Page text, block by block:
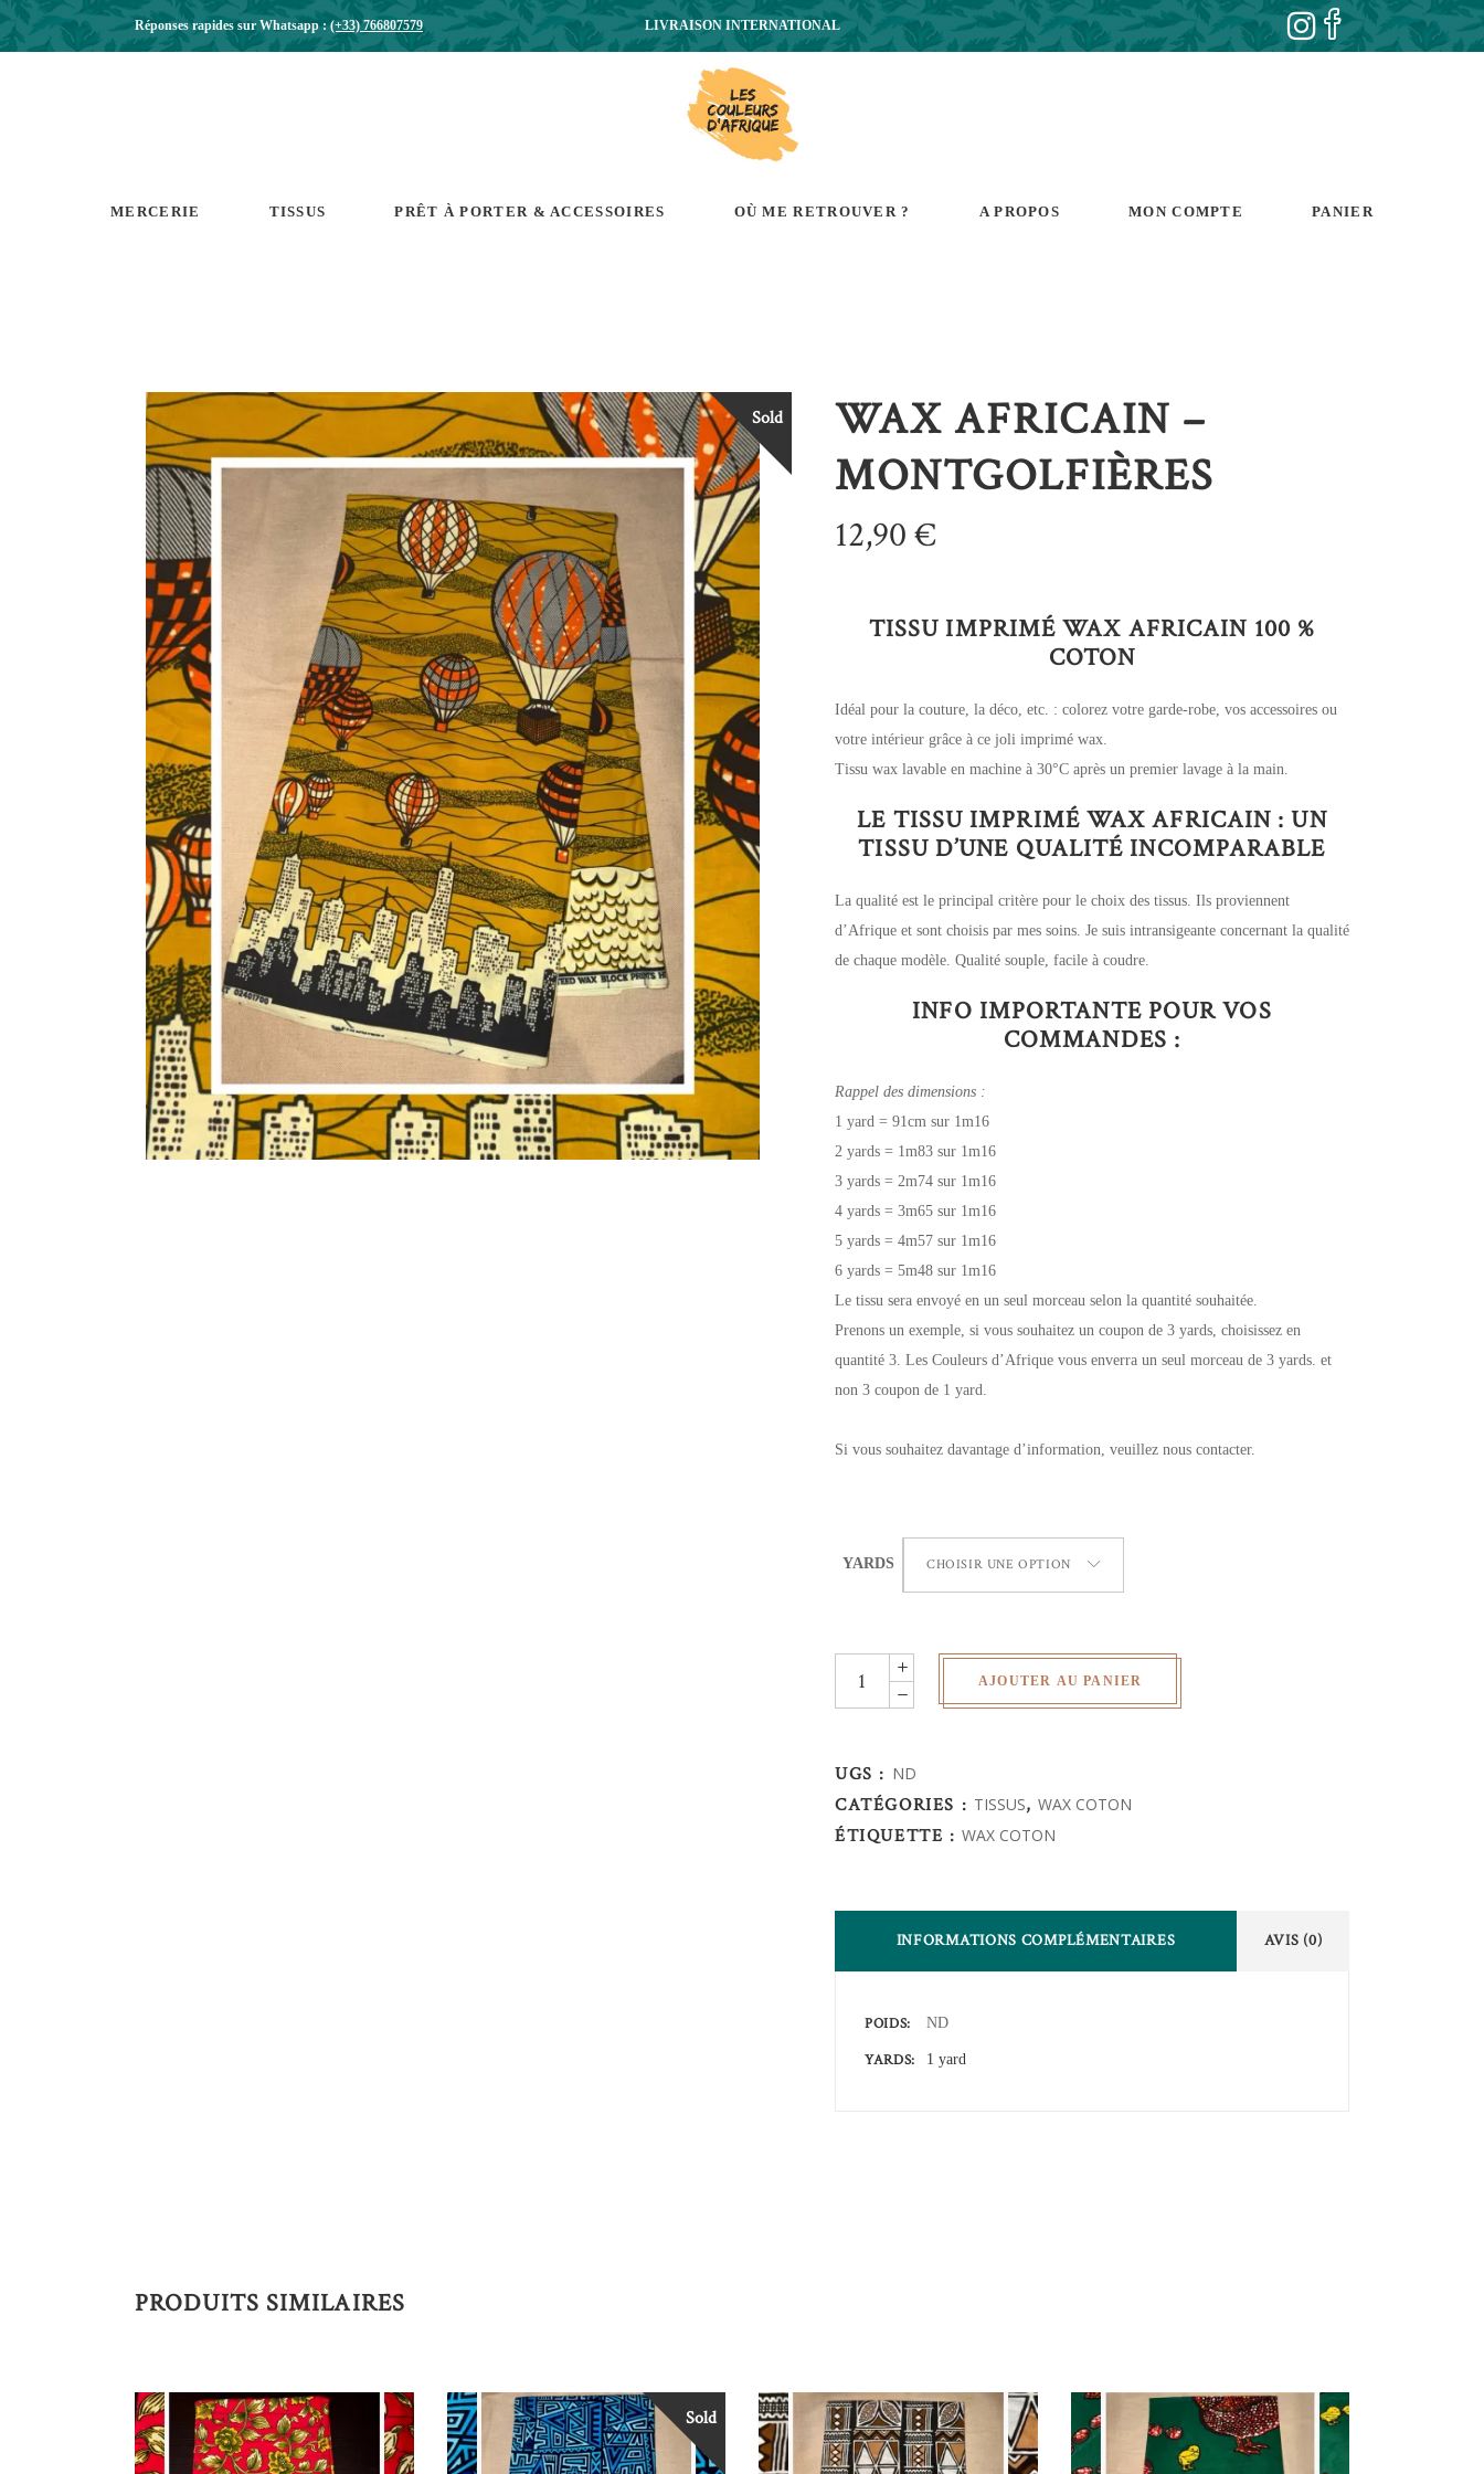
Réponses rapides sur Whatsapp :(+33) 766807579 LIVRAISON INTERNATIONAL
MERCERIE TISSUS PRÊT À PORTER & ACCESSOIRES OÙ ME RETROUVER ? A PROPOS MON COMPTE PANIER
Sold
WAX AFRICAIN –
MONTGOLFIÈRES
12,90€
TISSU IMPRIMÉ WAX AFRICAIN 100 %
COTON
Idéal pour la couture, la déco, etc. : colorez votre garde-robe, vos accessoires ou
votre intérieur grâce à ce joli imprimé wax.
Tissu wax lavable en machine à 30°C après un premier lavage à la main.
LE TISSU IMPRIMÉ WAX AFRICAIN : UN
TISSU D’UNE QUALITÉ INCOMPARABLE
La qualité est le principal critère pour le choix des tissus. Ils proviennent
d’Afrique et sont choisis par mes soins. Je suis intransigeante concernant la qualité
de chaque modèle. Qualité souple, facile à coudre.
INFO IMPORTANTE POUR VOS
COMMANDES :
Rappel des dimensions :
1 yard = 91cm sur 1m16
2 yards = 1m83 sur 1m16
3 yards = 2m74 sur 1m16
4 yards = 3m65 sur 1m16
5 yards = 4m57 sur 1m16
6 yards = 5m48 sur 1m16
Le tissu sera envoyé en un seul morceau selon la quantité souhaitée.
Prenons un exemple, si vous souhaitez un coupon de 3 yards, choisissez en
quantité 3. Les Couleurs d’Afrique vous enverra un seul morceau de 3 yards. et
non 3 coupon de 1 yard.
Si vous souhaitez davantage d’information, veuillez nous contacter.
YARDS CHOISIR UNE OPTION
AJOUTER AU PANIER
UGS : ND
CATÉGORIES : TISSUS,WAX COTON
ÉTIQUETTE :WAX COTON
INFORMATIONS COMPLÉMENTAIRES AVIS (0)
POIDS ND
YARDS 1 yard
PRODUITS SIMILAIRES
Sold